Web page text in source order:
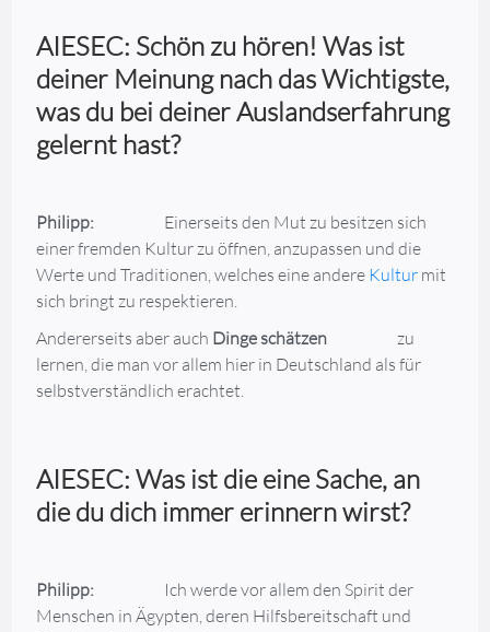
AIESEC: Schön zu hören! Was ist
deiner Meinung nach das Wichtigste,
was du bei deiner Auslandserfahrung
gelernt hast?
Philipp:
Einerseits den Mut zu besitzen sich
einer fremden Kultur zu öffnen, anzupassen und die
Werte und Traditionen, welches eine andere Kultur mit
sich bringt zu respektieren.
Andererseits aber auch Dinge schätzen
zu
lernen, die man vor allem hier in Deutschland als für
selbstverständlich erachtet.
AIESEC: Was ist die eine Sache, an
die du dich immer erinnern wirst?
Philipp:
Ich werde vor allem den Spirit der
Menschen in Ägypten, deren Hilfsbereitschaft und